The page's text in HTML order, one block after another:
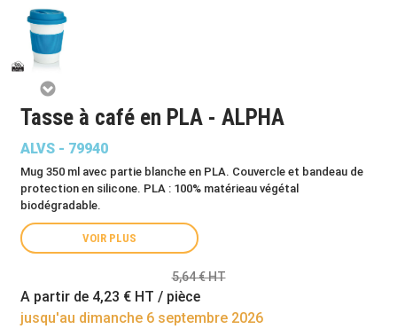
Tasse à café en PLA - ALPHA
ALVS - 79940
Mug 350 ml avec partie blanche en PLA. Couvercle et bandeau de
protection en silicone. PLA : 100% matérieau végétal
biodégradable.
VOIR PLUS
5,64 € HT
A partir de 4,23 € HT / pièce
jusqu'au dimanche 6 septembre 2026